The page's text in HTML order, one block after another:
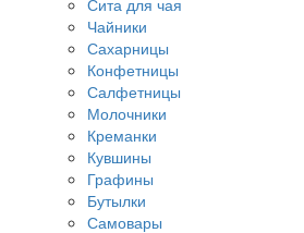
Сита для чая
Чайники
Сахарницы
Конфетницы
Салфетницы
Молочники
Креманки
Кувшины
Графины
Бутылки
Самовары